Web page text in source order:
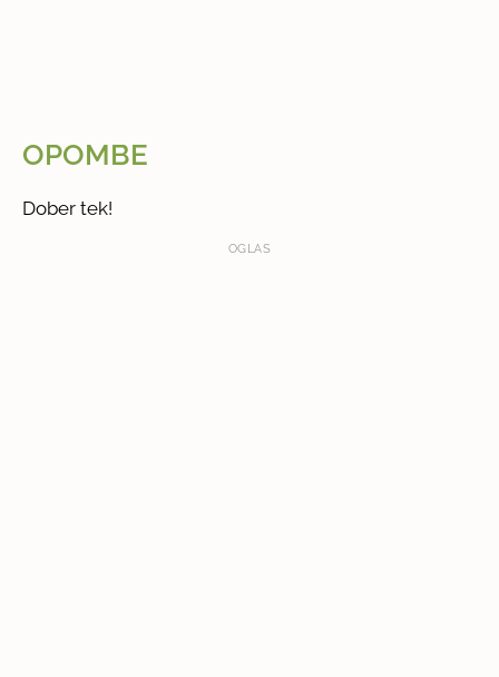
OPOMBE
Dober tek!
OGLAS